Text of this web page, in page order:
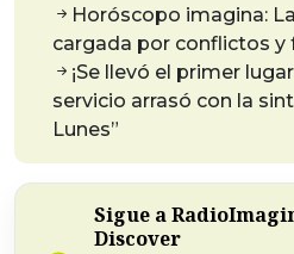
Horóscopo imagina:
cargada por conflictos y
¡Se llevó el primer
servicio arrasó con la
Lunes”
Sigue a
Discover